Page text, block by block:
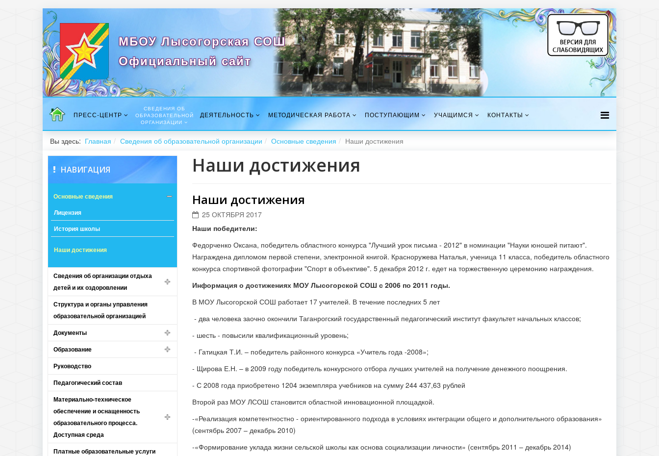
МБОУ Лысогорская СОШ
Официальный сайт
ПРЕСС-ЦЕНТР
СВЕДЕНИЯ ОБ
ОБРАЗОВАТЕЛЬНОЙ
ОРГАНИЗАЦИИ
ДЕЯТЕЛЬНОСТЬ МЕТОДИЧЕСКАЯ РАБОТА ПОСТУПАЮЩИМ УЧАЩИМСЯ КОНТАКТЫ
Вы здесь: Главная Сведения об образовательной организации Основные сведения Наши достижения
НАВИГАЦИЯ
Основные сведения
Лицензия
История школы
Наши достижения
Сведения об организации отдыха
детей и их оздоровлении
Структура и органы управления
образовательной организацией
Документы
Образование
Руководство
Педагогический состав
Материально-техническое
обеспечение и оснащенность
образовательного процесса.
Доступная среда
Платные образовательные услуги
Наши достижения
Наши достижения
25 ОКТЯБРЯ 2017
Наши победители:
Федорченко Оксана, победитель областного конкурса "Лучший урок письма - 2012" в номинации "Науки юношей питают".
Награждена дипломом первой степени, электронной книгой. Красноружева Наталья, ученица 11 класса, победитель областного
конкурса спортивной фотографии "Спорт в объективе". 5 декабря 2012 г. едет на торжественную церемонию награждения.
Информация о достижениях МОУ Лысогорской СОШ с 2006 по 2011 годы.
В МОУ Лысогорской СОШ работает 17 учителей. В течение последних 5 лет
- два человека заочно окончили Таганрогский государственный педагогический институт факультет начальных классов;
- шесть - повысили квалификационный уровень;
- Гатицкая Т.И. – победитель районного конкурса «Учитель года -2008»;
- Щирова Е.Н. – в 2009 году победитель конкурсного отбора лучших учителей на получение денежного поощрения.
- С 2008 года приобретено 1204 экземпляра учебников на сумму 244 437,63 рублей
Второй раз МОУ ЛСОШ становится областной инновационной площадкой.
-«Реализация компетентностно - ориентированного подхода в условиях интеграции общего и дополнительного образования»
(сентябрь 2007 – декабрь 2010)
-«Формирование уклада жизни сельской школы как основа социализации личности» (сентябрь 2011 – декабрь 2014)